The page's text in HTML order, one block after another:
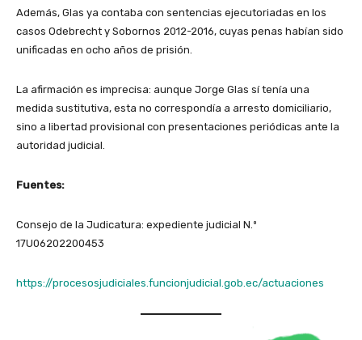
Además, Glas ya contaba con sentencias ejecutoriadas en los
casos Odebrecht y Sobornos 2012-2016, cuyas penas habían sido
unificadas en ocho años de prisión.
La afirmación es imprecisa: aunque Jorge Glas sí tenía una
medida sustitutiva, esta no correspondía a arresto domiciliario,
sino a libertad provisional con presentaciones periódicas ante la
autoridad judicial.
Fuentes:
Consejo de la Judicatura: expediente judicial N.º
17U06202200453
https://procesosjudiciales.funcionjudicial.gob.ec/actuaciones